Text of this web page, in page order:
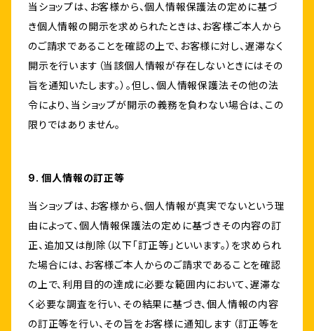
当ショップは、お客様から、個人情報保護法の定めに基づ
き個人情報の開示を求められたときは、お客様ご本人から
のご請求であることを確認の上で、お客様に対し、遅滞なく
開示を行います（当該個人情報が存在しないときにはその
旨を通知いたします。）。但し、個人情報保護法その他の法
令により、当ショップが開示の義務を負わない場合は、この
限りではありません。
9. 個人情報の訂正等
当ショップは、お客様から、個人情報が真実でないという理
由によって、個人情報保護法の定めに基づきその内容の訂
正、追加又は削除（以下「訂正等」といいます。）を求められ
た場合には、お客様ご本人からのご請求であることを確認
の上で、利用目的の達成に必要な範囲内において、遅滞な
く必要な調査を行い、その結果に基づき、個人情報の内容
の訂正等を行い、その旨をお客様に通知します（訂正等を